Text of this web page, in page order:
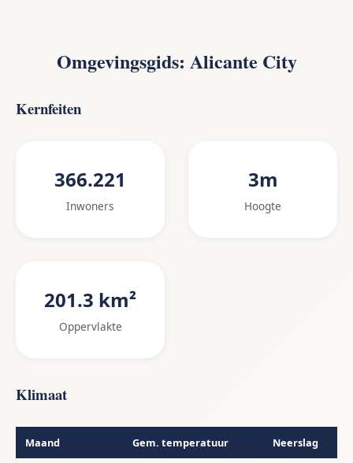
Omgevingsgids: Alicante City
Kernfeiten
366.221
Inwoners
3m
Hoogte
201.3 km²
Oppervlakte
Klimaat
Maand Gem. temperatuur Neerslag